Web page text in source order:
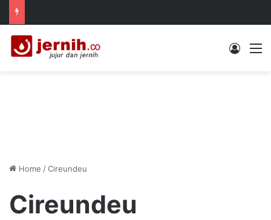
Log In
Home /Cireundeu
Cireundeu